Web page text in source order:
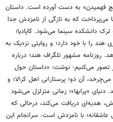
را برای «شب هیچ فهمیدن» به دست آورده است. داستان
که به تازگی از نامزدش جدا
دانشکده سینما می‌شود. کاپادیا؛
را با خود دارد؛ و روایتی نزدیک به
روزنامه مشهور تلگراف هند؛ درباره
تصور می‌کنیم- نوشت: «داستان حول
آن دو؛ پرستارانی اهل کرالا؛ و
«پرابها»؛ زمانی متزلزل می‌شود
هدیه‌ای دریافت می‌کند، درحالی که
عاشقانه؛ با نامزدش است. سرانجام این